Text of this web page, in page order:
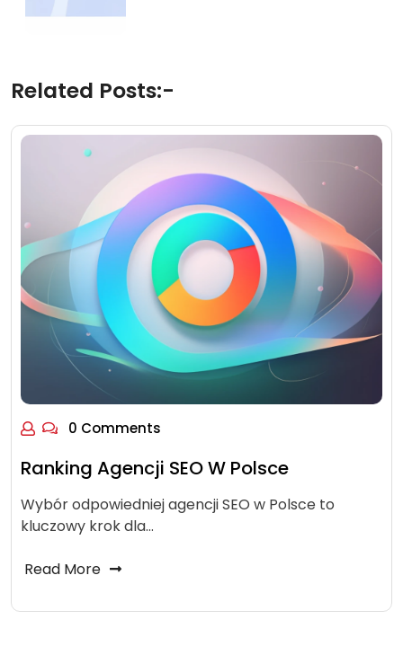
Related Posts:-
0 Comments
Ranking Agencji SEO W Polsce
Wybór odpowiedniej agencji SEO w Polsce to
kluczowy krok dla…
Read More